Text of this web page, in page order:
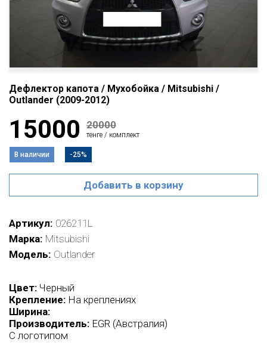
Дефлектор капота / Мухобойка / Mitsubishi /
Outlander (2009-2012)
15000 20000
тенге / комплект
В наличии -25%
Добавить в корзину
Артикул 026211L
Марка Mitsubishi
Модель Outlander
Цвет: Черный
Крепление: На креплениях
Ширина:
Производитель: EGR (Австралия)
С логотипом